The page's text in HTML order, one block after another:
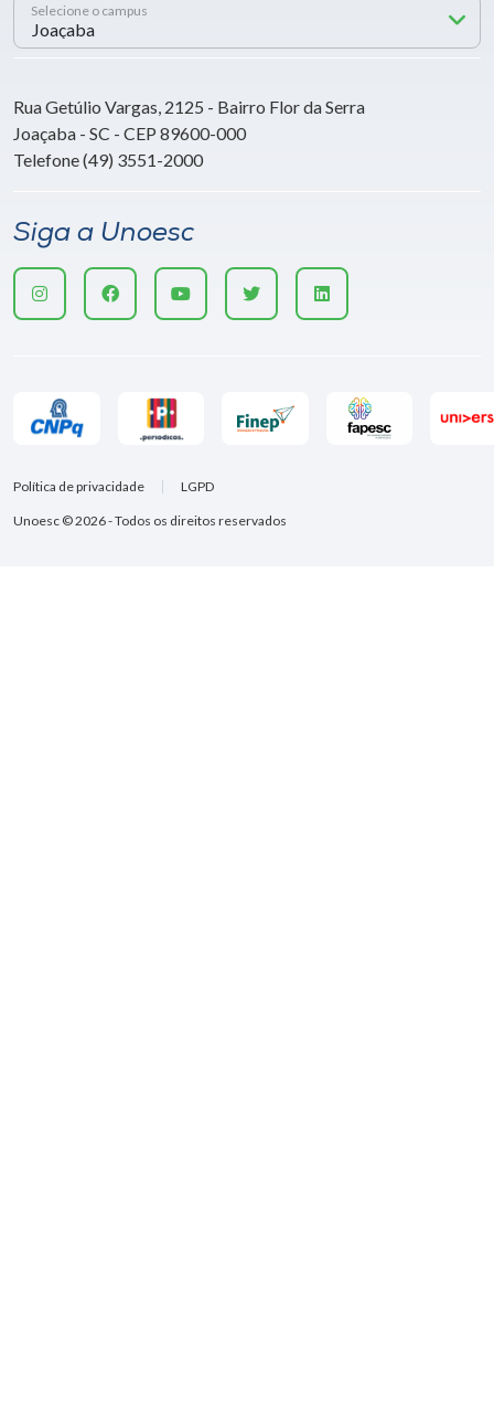
Selecione o campus
Rua Getúlio Vargas, 2125 - Bairro Flor da Serra
Joaçaba - SC - CEP 89600-000
Telefone (49) 3551-2000
Siga a Unoesc
Unoesc © 2026 - Todos os direitos reservados
Política de privacidade LGPD